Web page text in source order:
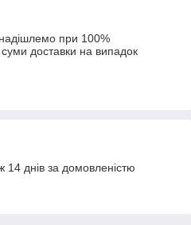
при 100%
доставки на випадок
днів за домовленістю